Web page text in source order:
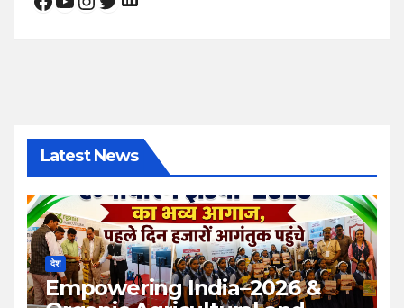
Latest News
देश
Empowering India–2026 &